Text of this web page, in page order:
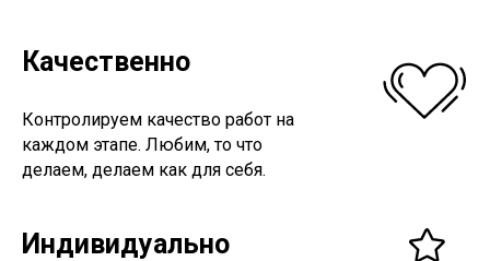
Качественно
Контролируем качество работ на
каждом этапе. Любим, то что
делаем, делаем как для себя.
Индивидуально